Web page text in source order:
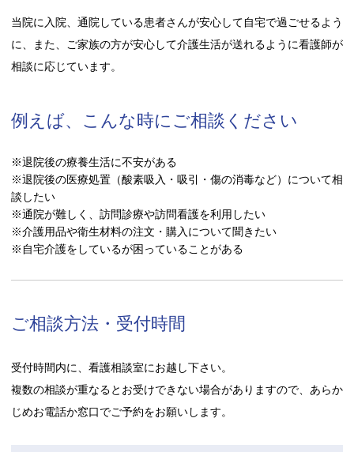
当院に入院、通院している患者さんが安心して自宅で過ごせるよう
に、また、ご家族の方が安心して介護生活が送れるように看護師が
相談に応じています。
例えば、こんな時にご相談ください
※退院後の療養生活に不安がある
※退院後の医療処置（酸素吸入・吸引・傷の消毒など）について相
談したい
※通院が難しく、訪問診療や訪問看護を利用したい
※介護用品や衛生材料の注文・購入について聞きたい
※自宅介護をしているが困っていることがある
ご相談方法・受付時間
受付時間内に、看護相談室にお越し下さい。
複数の相談が重なるとお受けできない場合がありますので、あらか
じめお電話か窓口でご予約をお願いします。